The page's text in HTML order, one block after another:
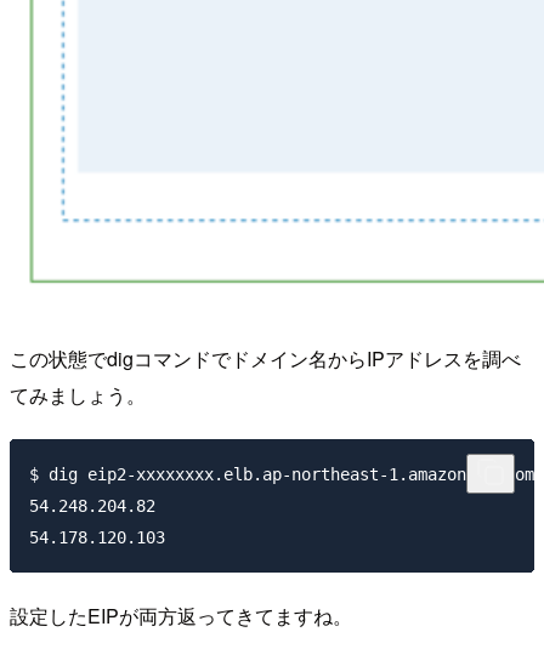
この状態でdigコマンドでドメイン名からIPアドレスを調べ
てみましょう。
$ dig eip2-xxxxxxxx.elb.ap-northeast-1.amazonaws.com
54.248.204.82
設定したEIPが両方返ってきてますね。